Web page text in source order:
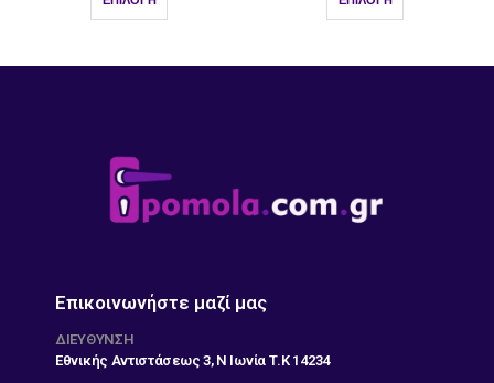
Επικοινωνήστε μαζί μας
ΔΙΕΎΘΥΝΣΗ
Εθνικής Αντιστάσεως 3, Ν Ιωνία Τ.Κ 14234